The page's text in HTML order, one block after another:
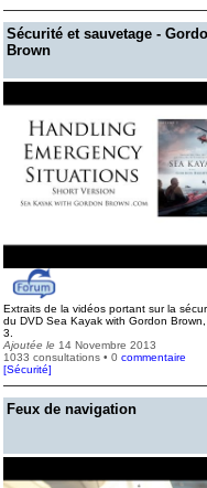
Sécurité et sauvetage -
Brown
Extraits de la vidéos portant sur la
du DVD Sea Kayak with Gordon Brown,
3.
Ajoutée le 14 Novembre 2013
1033 consultations • 0 commentaire
[Sécurité]
Feux de navigation